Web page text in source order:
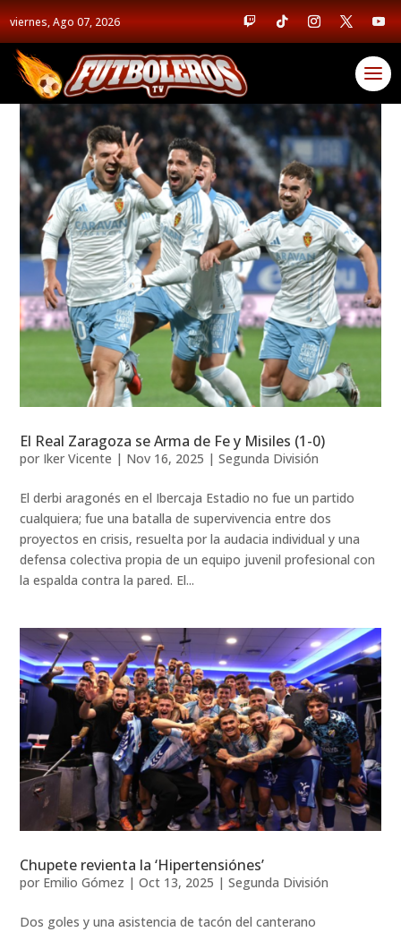
viernes, Ago 07, 2026
El Real Zaragoza se Arma de Fe y Misiles (1-0)
por Iker Vicente | Nov 16, 2025 |Segunda División
El derbi aragonés en el Ibercaja Estadio no fue un partido
cualquiera; fue una batalla de supervivencia entre dos
proyectos en crisis, resuelta por la audacia individual y una
defensa colectiva propia de un equipo juvenil profesional con
la espalda contra la pared. El...
Chupete revienta la ‘Hipertensiónes’
por Emilio Gómez |Oct 13, 2025 |Segunda División
Dos goles y una asistencia de tacón del canterano